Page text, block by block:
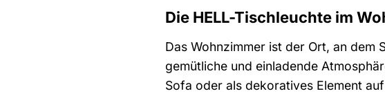
Die HELL-Tischleuchte im
Das Wohnzimmer ist der Ort, an dem
gemütliche und einladende
Sofa oder als dekoratives Element